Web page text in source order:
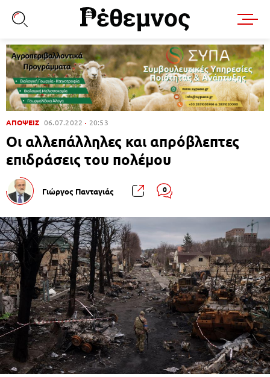
ΑΠΟΨΕΙΣ 06.07.2022 20:53
Οι αλλεπάλληλες και απρόβλεπτες
επιδράσεις του πολέμου
Γιώργος Πανταγιάς 0